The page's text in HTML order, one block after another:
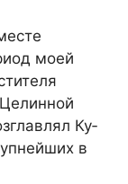
моей
Ку­
в